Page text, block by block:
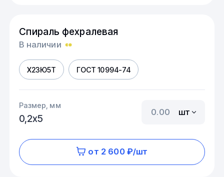
Спираль фехралевая
В наличии
Х23Ю5Т ГОСТ 10994-74
Размер, мм
0,2х5
шт
от 2 600 ₽/шт